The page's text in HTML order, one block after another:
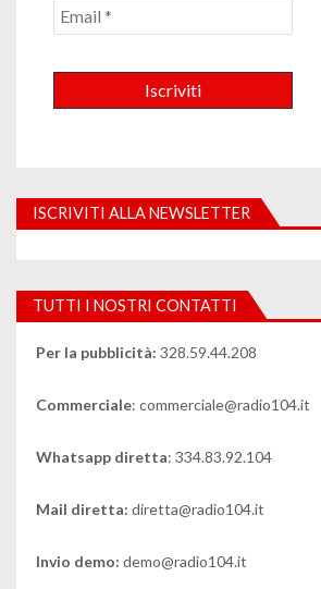
ISCRIVITI ALLA NEWSLETTER
TUTTI I NOSTRI CONTATTI
Per la pubblicità: 328.59.44.208
Commerciale: commerciale@radio104.it
Whatsapp diretta: 334.83.92.104
Mail diretta: diretta@radio104.it
Invio demo: demo@radio104.it